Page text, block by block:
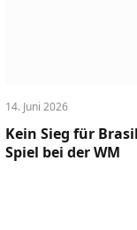
14. Juni 2026
Kein Sieg für
Spiel bei der WM